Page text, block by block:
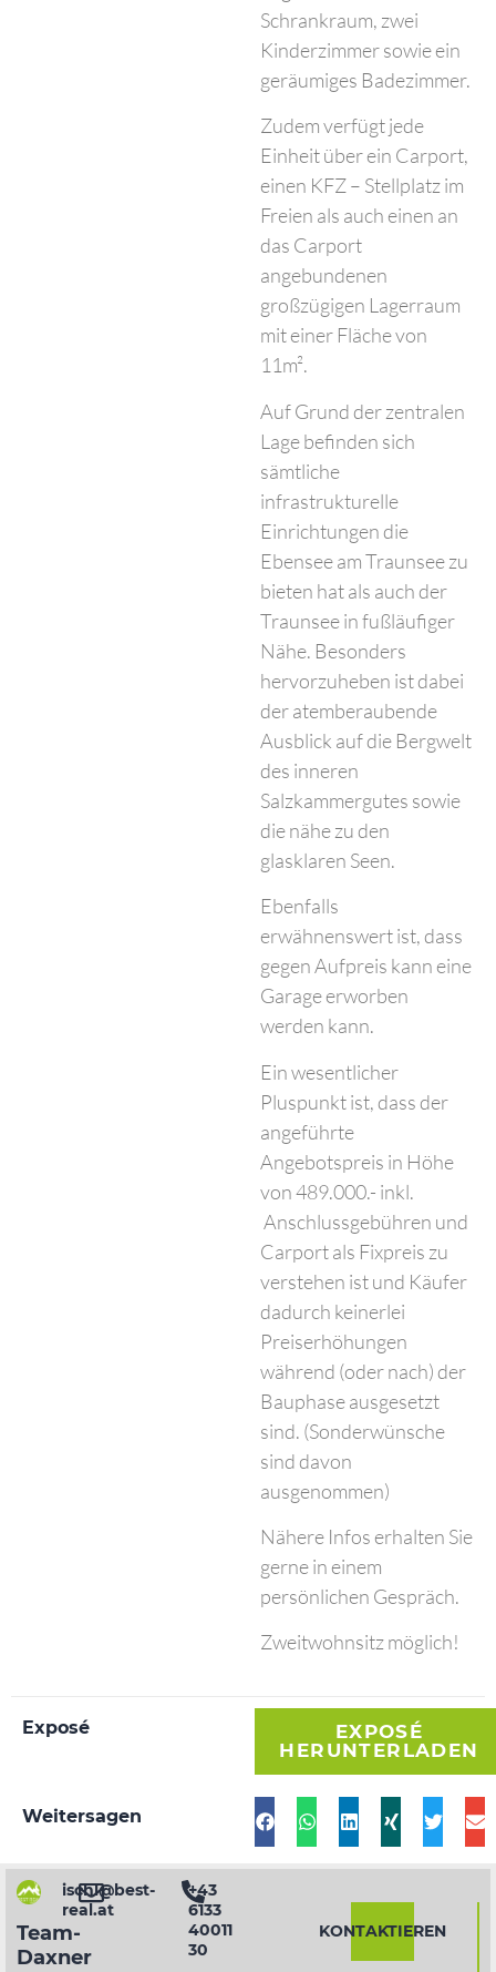
Schrankraum, zwei
Kinderzimmer sowie ein
geräumiges Badezimmer.
Zudem verfügt jede
Einheit über ein Carport,
einen KFZ – Stellplatz im
Freien als auch einen an
das Carport
angebundenen
großzügigen Lagerraum
mit einer Fläche von
11m².
Auf Grund der zentralen
Lage befinden sich
sämtliche
infrastrukturelle
Einrichtungen die
Ebensee am Traunsee zu
bieten hat als auch der
Traunsee in fußläufiger
Nähe. Besonders
hervorzuheben ist dabei
der atemberaubende
Ausblick auf die Bergwelt
des inneren
Salzkammergutes sowie
die nähe zu den
glasklaren Seen.
Ebenfalls
erwähnenswert ist, dass
gegen Aufpreis kann eine
Garage erworben
werden kann.
Ein wesentlicher
Pluspunkt ist, dass der
angeführte
Angebotspreis in Höhe
von 489.000.- inkl.
Anschlussgebühren und
Carport als Fixpreis zu
verstehen ist und Käufer
dadurch keinerlei
Preiserhöhungen
während (oder nach) der
Bauphase ausgesetzt
sind. (Sonderwünsche
sind davon
ausgenommen)
Nähere Infos erhalten Sie
gerne in einem
persönlichen Gespräch.
Zweitwohnsitz möglich!
Exposé
EXPOSÉ
HERUNTERLADEN
Weitersagen
Team-
Daxner
ischl@best-
real.at
+43
6133
40011
30
KONTAKTIEREN